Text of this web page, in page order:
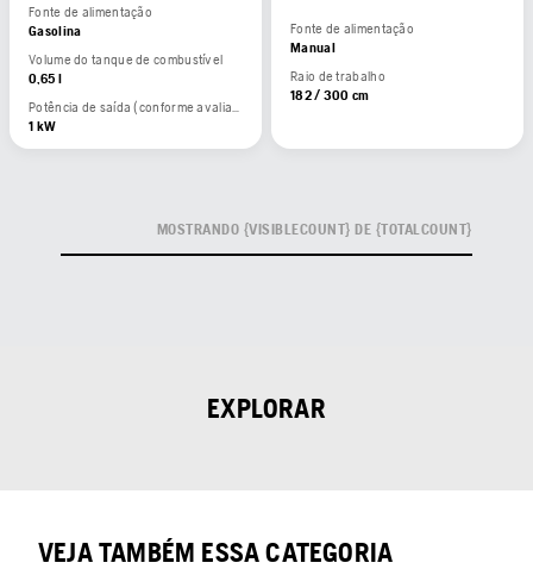
Fonte de alimentação
Gasolina
Volume do tanque de combustível
0,65 l
Potência de saída (conforme avaliado pelo fabricante do motor / motor)
1 kW
Fonte de alimentação
Manual
Raio de trabalho
182 / 300 cm
MOSTRANDO {VISIBLECOUNT} DE {TOTALCOUNT}
EXPLORAR
VEJA TAMBÉM ESSA CATEGORIA